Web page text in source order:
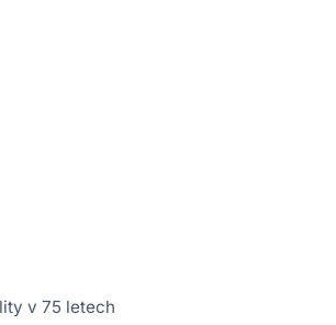
v 75 letech